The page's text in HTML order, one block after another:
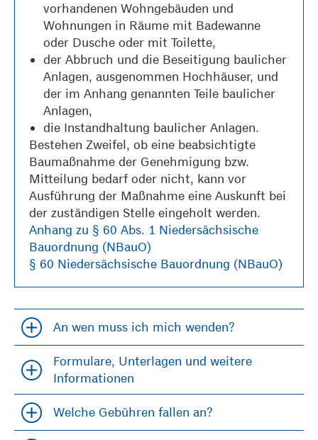
vorhandenen Wohngebäuden und
Wohnungen in Räume mit Badewanne
oder Dusche oder mit Toilette,
der Abbruch und die Beseitigung baulicher
Anlagen, ausgenommen Hochhäuser, und
der im Anhang genannten Teile baulicher
Anlagen,
die Instandhaltung baulicher Anlagen.
Bestehen Zweifel, ob eine beabsichtigte
Baumaßnahme der Genehmigung bzw.
Mitteilung bedarf oder nicht, kann vor
Ausführung der Maßnahme eine Auskunft bei
der zuständigen Stelle eingeholt werden.
Anhang zu § 60 Abs. 1 Niedersächsische
Bauordnung (NBauO)
§ 60 Niedersächsische Bauordnung (NBauO)
Accordion öfffnen und schließen
An wen muss ich mich wenden?
Accordion öfffnen und schließen
Formulare, Unterlagen und weitere
Informationen
Accordion öfffnen und schließen
Welche Gebühren fallen an?